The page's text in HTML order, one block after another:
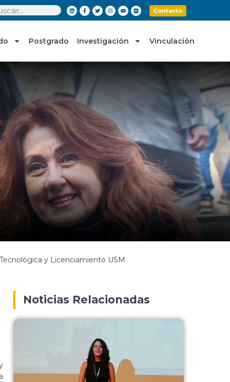
Contacto
Postgrado Investigación Vinculación
y Licenciamiento USM
Noticias Relacionadas